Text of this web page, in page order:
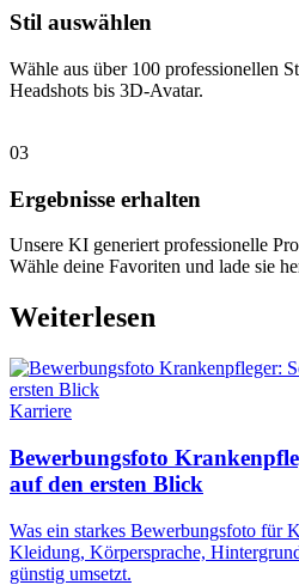
Stil auswählen
Wähle aus über 100 professionellen
Headshots bis 3D-Avatar.
03
Ergebnisse erhalten
Unsere KI generiert professionelle
Wähle deine Favoriten und lade sie
Weiterlesen
Karriere
Bewerbungsfoto
auf den ersten Blick
Was ein starkes Bewerbungsfoto für
Kleidung, Körpersprache,
günstig umsetzt.